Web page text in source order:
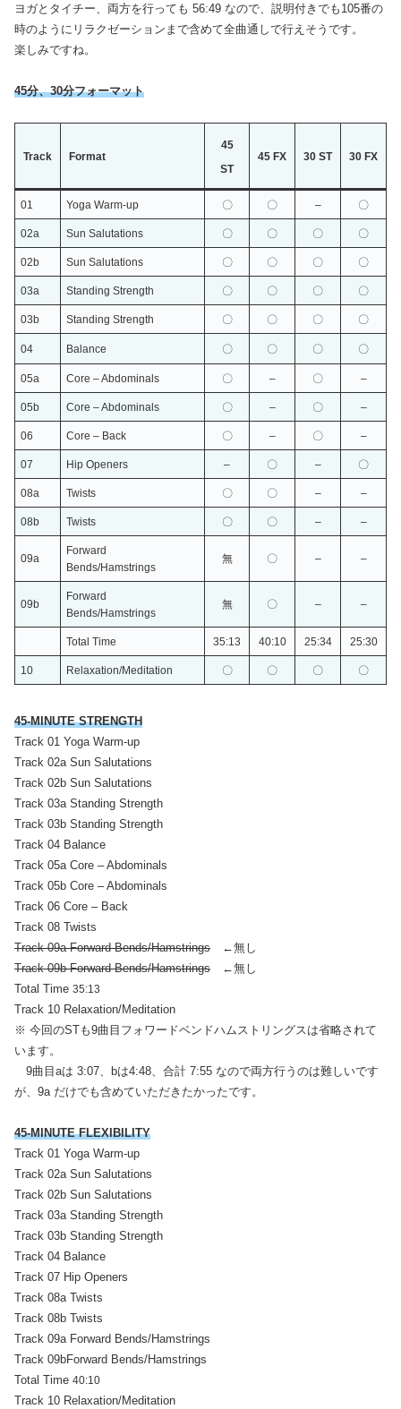
ヨガとタイチー、両方を行っても 56:49 なので、説明付きでも105番の
時のようにリラクゼーションまで含めて全曲通しで行えそうです。
楽しみですね。
45分、30分フォーマット
Track Format
45
ST
45 FX 30 ST 30 FX
01 Yoga Warm-up 〇 〇 – 〇
02a Sun Salutations 〇 〇 〇 〇
02b Sun Salutations 〇 〇 〇 〇
03a Standing Strength 〇 〇 〇 〇
03b Standing Strength 〇 〇 〇 〇
04 Balance 〇 〇 〇 〇
05a Core – Abdominals 〇 – 〇 –
05b Core – Abdominals 〇 – 〇 –
06 Core – Back 〇 – 〇 –
07 Hip Openers – 〇 – 〇
08a Twists 〇 〇 – –
08b Twists 〇 〇 – –
09a
Forward
Bends/Hamstrings
無 〇 – –
09b
Forward
Bends/Hamstrings
無 〇 – –
Total Time 35:13 40:10 25:34 25:30
10 Relaxation/Meditation 〇 〇 〇 〇
45-MINUTE STRENGTH
Track 01 Yoga Warm-up
Track 02a Sun Salutations
Track 02b Sun Salutations
Track 03a Standing Strength
Track 03b Standing Strength
Track 04 Balance
Track 05a Core – Abdominals
Track 05b Core – Abdominals
Track 06 Core – Back
Track 08 Twists
Track 09a Forward Bends/Hamstrings ←無し
Track 09b Forward Bends/Hamstrings ←無し
Total Time 35:13
Track 10 Relaxation/Meditation
※ 今回のSTも9曲目フォワードベンドハムストリングスは省略されて
います。
9曲目aは 3:07、bは4:48、合計 7:55 なので両方行うのは難しいです
が、9a だけでも含めていただきたかったです。
45-MINUTE FLEXIBILITY
Track 01 Yoga Warm-up
Track 02a Sun Salutations
Track 02b Sun Salutations
Track 03a Standing Strength
Track 03b Standing Strength
Track 04 Balance
Track 07 Hip Openers
Track 08a Twists
Track 08b Twists
Track 09a Forward Bends/Hamstrings
Track 09bForward Bends/Hamstrings
Total Time 40:10
Track 10 Relaxation/Meditation